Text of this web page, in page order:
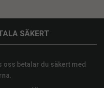
SÄKERT
oss betalar du säkert med